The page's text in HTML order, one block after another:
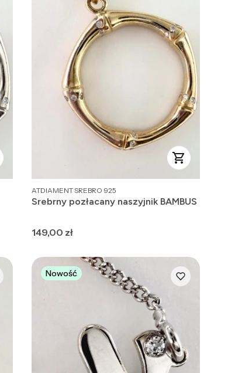
PRODUCENT
ATDIAMENT SREBRO 925
Srebrny pozłacany naszyjnik BAMBUS
Cena
149,00 zł
Nowość